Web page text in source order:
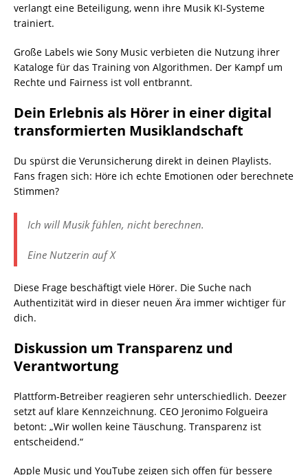
verlangt eine Beteiligung, wenn ihre Musik KI-Systeme
trainiert.
Große Labels wie Sony Music verbieten die Nutzung ihrer
Kataloge für das Training von Algorithmen. Der Kampf um
Rechte und Fairness ist voll entbrannt.
Dein Erlebnis als Hörer in einer digital
transformierten Musiklandschaft
Du spürst die Verunsicherung direkt in deinen Playlists.
Fans fragen sich: Höre ich echte Emotionen oder berechnete
Stimmen?
Ich will Musik fühlen, nicht berechnen.
Eine Nutzerin auf X
Diese Frage beschäftigt viele Hörer. Die Suche nach
Authentizität wird in dieser neuen Ära immer wichtiger für
dich.
Diskussion um Transparenz und
Verantwortung
Plattform-Betreiber reagieren sehr unterschiedlich. Deezer
setzt auf klare Kennzeichnung. CEO Jeronimo Folgueira
betont: „Wir wollen keine Täuschung. Transparenz ist
entscheidend.“
Apple Music und YouTube zeigen sich offen für bessere